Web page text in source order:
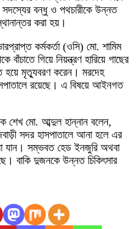
বন্ধু ও পথচারীকে উন্নত
করা হয়।
কর্মকর্তা (ওসি) মো. শামিম
গিয়ে নিয়ন্ত্রণ হারিয়ে গাছের
হয়ে মৃত্যুবরণ করেন। মরদেহ
রয়েছে। এ বিষয়ে আইনগত
শেখ মো. আব্দুল হান্নান বলেন,
সদর হাসপাতালে আনা হলে এর
যান। সম্ভবত হেড ইনজুরি অথবা
বাকি দুজনকে উন্নত চিকিৎসার